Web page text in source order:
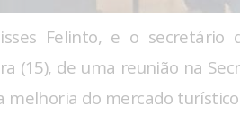
Felinto, e o secretário
(15), de uma reunião na
melhoria do mercado